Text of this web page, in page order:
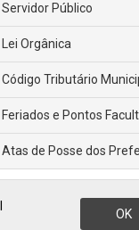
Servidor Público
Lei Orgânica
Código Tributário
Feriados e Pontos
Atas de Posse dos
OK